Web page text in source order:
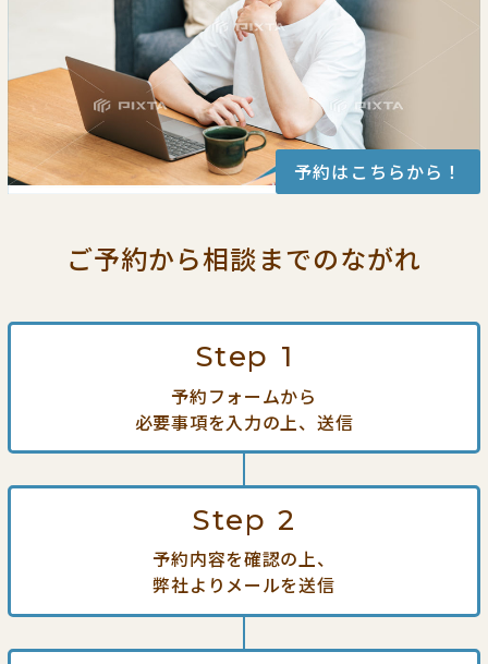
予約はこちらから！
ご予約から相談までのながれ
Step 1
予約フォームから
必要事項を入力の上、送信
Step 2
予約内容を確認の上、
弊社よりメールを送信